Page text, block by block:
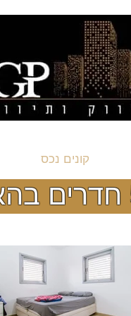
קונים נכס